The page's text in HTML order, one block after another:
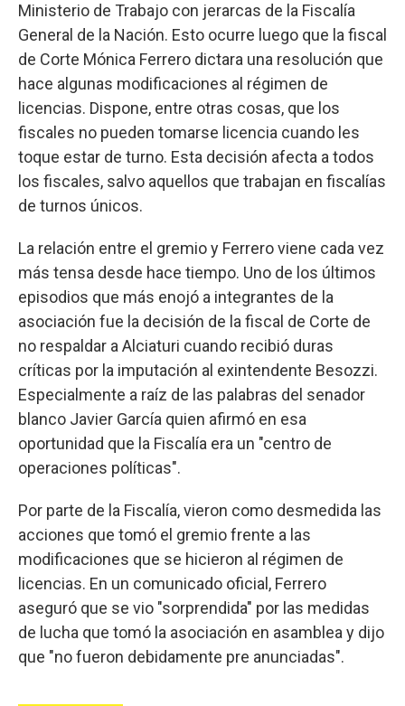
Ministerio de Trabajo con jerarcas de la Fiscalía
General de la Nación. Esto ocurre luego que la fiscal
de Corte Mónica Ferrero dictara una resolución que
hace algunas modificaciones al régimen de
licencias. Dispone, entre otras cosas, que los
fiscales no pueden tomarse licencia cuando les
toque estar de turno. Esta decisión afecta a todos
los fiscales, salvo aquellos que trabajan en fiscalías
de turnos únicos.
La relación entre el gremio y Ferrero viene cada vez
más tensa desde hace tiempo. Uno de los últimos
episodios que más enojó a integrantes de la
asociación fue la decisión de la fiscal de Corte de
no respaldar a Alciaturi cuando recibió duras
críticas por la imputación al exintendente Besozzi.
Especialmente a raíz de las palabras del senador
blanco Javier García quien afirmó en esa
oportunidad que la Fiscalía era un "centro de
operaciones políticas".
Por parte de la Fiscalía, vieron como desmedida las
acciones que tomó el gremio frente a las
modificaciones que se hicieron al régimen de
licencias. En un comunicado oficial, Ferrero
aseguró que se vio "sorprendida" por las medidas
de lucha que tomó la asociación en asamblea y dijo
que "no fueron debidamente pre anunciadas".